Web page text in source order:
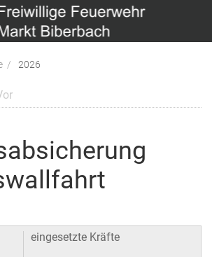
2026
eingesetzte Kräfte